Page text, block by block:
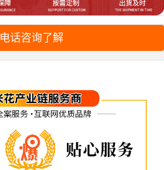
电话咨询了解